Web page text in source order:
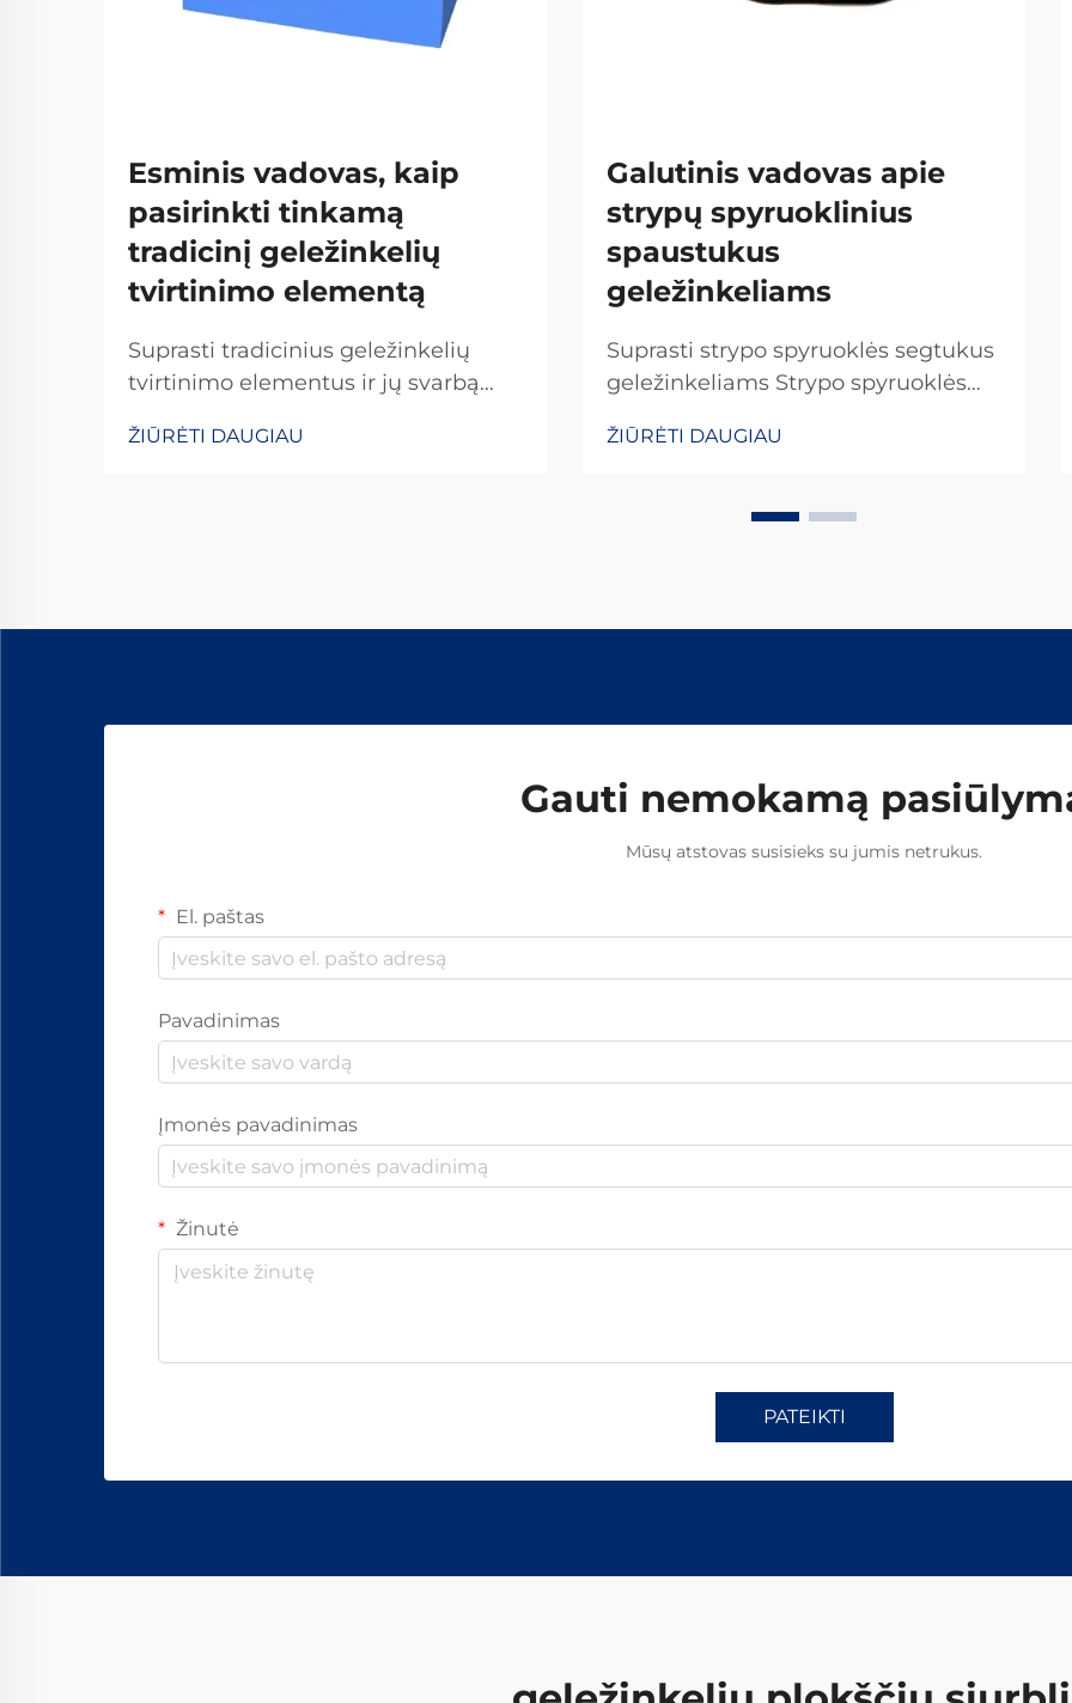
Esminis vadovas, kaip
pasirinkti tinkamą
tradicinį geležinkelių
tvirtinimo elementą
Suprasti tradicinius geležinkelių
tvirtinimo elementus ir jų svarbą
elementai yra kritiškai svarbūs
ŽIŪRĖTI DAUGIAU
Galutinis vadovas apie
strypų spyruoklinius
spaustukus
geležinkeliams
Suprasti strypo spyruoklės segtukus
geležinkeliams Strypo spyruoklės
elementai, kurie vaidina svarbų
esančiuose geležinkelių sistemose.
ŽIŪRĖTI DAUGIAU
Gauti nemokamą
Mūsų atstovas susisieks su jumis netrukus.
El. paštas
Pavadinimas
Įmonės pavadinimas
Žinutė
PATEIKTI